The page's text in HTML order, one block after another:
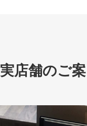
実店舗のご